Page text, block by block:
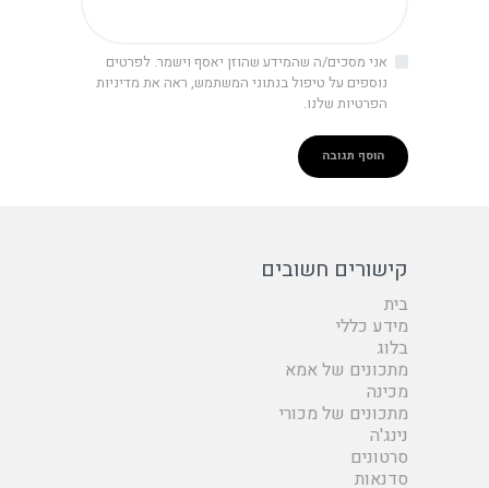
אני מסכים/ה שהמידע שהוזן יאסף וישמר. לפרטים
נוספים על טיפול בנתוני המשתמש, ראה את מדיניות
הפרטיות שלנו.
קישורים חשובים
בית
מידע כללי
בלוג
מתכונים של אמא
מכינה
מתכונים של מכורי
נינג'ה
סרטונים
סדנאות